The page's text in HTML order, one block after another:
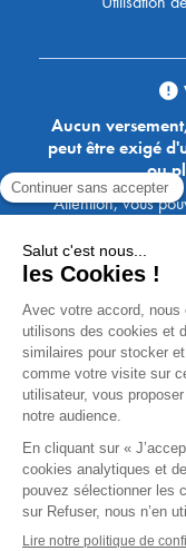
Aucun
peut être exigé
ou
Attention, vous
Ace Crédit /
crédits, en vous
des fonds, des
Immoprêt ne
comptes des
des honoraires
Immoprêt vous
* Taux fixe national hors
dossier. Exemple
Taux débiteur fixe de
assurance
1 426,78 € (dont 60,00
56 820,53 €.